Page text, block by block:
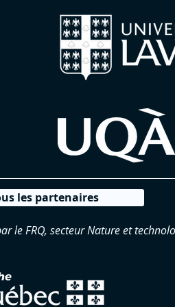
les partenaires
le FRQ, secteur Nature et